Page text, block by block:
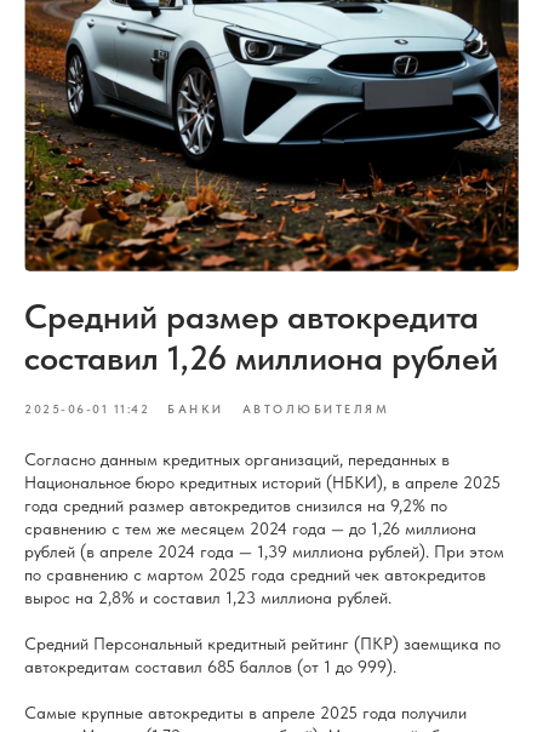
Средний размер автокредита
составил 1,26 миллиона рублей
2025-06-01 11:42 БАНКИ АВТОЛЮБИТЕЛЯМ
Согласно данным кредитных организаций, переданных в
Национальное бюро кредитных историй (НБКИ), в апреле 2025
года средний размер автокредитов снизился на 9,2% по
сравнению с тем же месяцем 2024 года — до 1,26 миллиона
рублей (в апреле 2024 года — 1,39 миллиона рублей). При этом
по сравнению с мартом 2025 года средний чек автокредитов
вырос на 2,8% и составил 1,23 миллиона рублей.
Средний Персональный кредитный рейтинг (ПКР) заемщика по
автокредитам составил 685 баллов (от 1 до 999).
Самые крупные автокредиты в апреле 2025 года получили